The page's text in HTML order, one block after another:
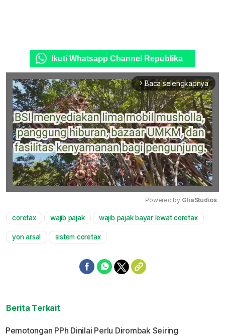
Ikuti Whatsapp Channel Republika
arrow_forward_ios Baca selengkapnya
Mute
Powered by GliaStudios
coretax wajib pajak wajib pajak bayar lewat coretax
yon arsal sistem coretax
Berita Terkait
Pemotongan PPh Dinilai Perlu Dirombak Seiring